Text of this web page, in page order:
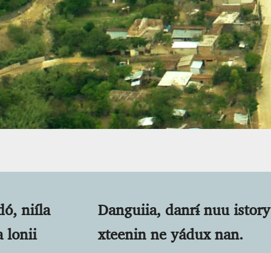
niíla
lonii
Danguiia, danrɨ́ nuu istory
xteenin ne yádux nan.